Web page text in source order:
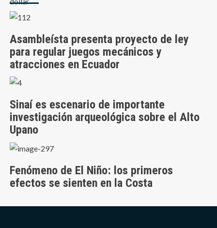
Asambleísta presenta proyecto de ley
para regular juegos mecánicos y
atracciones en Ecuador
Sinaí es escenario de importante
investigación arqueológica sobre el Alto
Upano
Fenómeno de El Niño: los primeros
efectos se sienten en la Costa